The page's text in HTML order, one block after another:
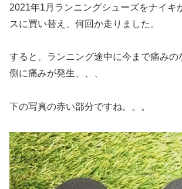
2021年1月ランニングシューズをナイキ
スに買い替え、何回か走りました。
すると、ランニング途中に今まで痛みの
側に痛みが発生、、、
下の写真の赤い部分ですね。。。